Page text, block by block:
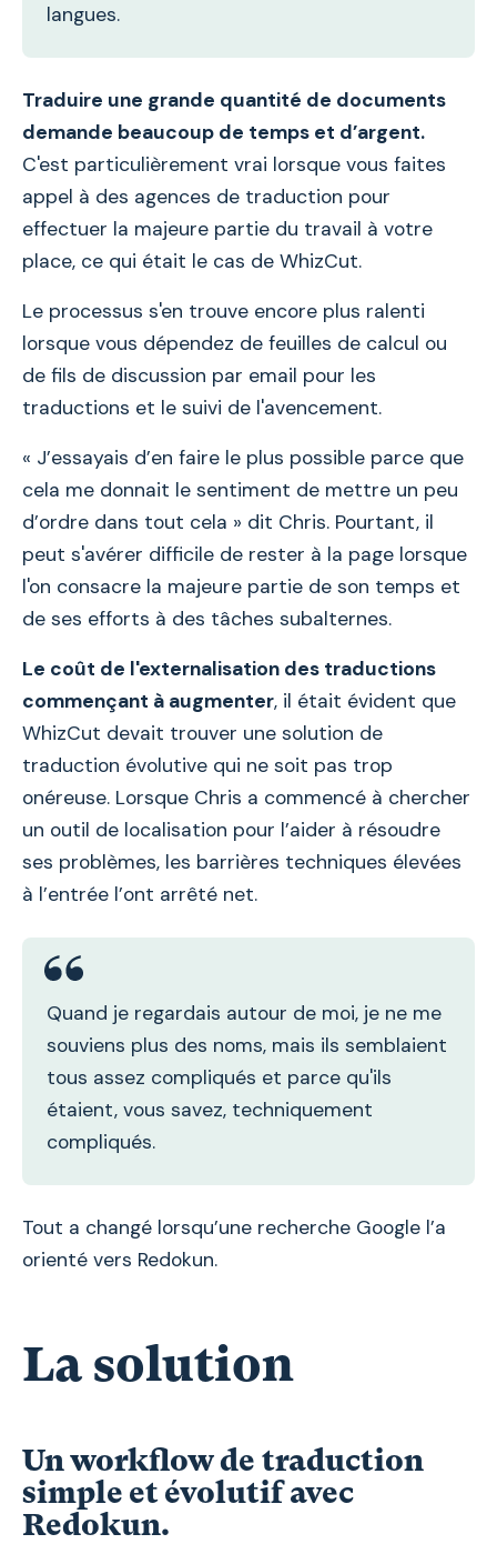
langues.
Traduire une grande quantité de documents
demande beaucoup de temps et d’argent.
C'est particulièrement vrai lorsque vous faites
appel à des agences de traduction pour
effectuer la majeure partie du travail à votre
place, ce qui était le cas de WhizCut.
Le processus s'en trouve encore plus ralenti
lorsque vous dépendez de feuilles de calcul ou
de fils de discussion par email pour les
traductions et le suivi de l'avencement.
« J’essayais d’en faire le plus possible parce que
cela me donnait le sentiment de mettre un peu
d’ordre dans tout cela » dit Chris. Pourtant, il
peut s'avérer difficile de rester à la page lorsque
l'on consacre la majeure partie de son temps et
de ses efforts à des tâches subalternes.
Le coût de l'externalisation des traductions
commençant à augmenter, il était évident que
WhizCut devait trouver une solution de
traduction évolutive qui ne soit pas trop
onéreuse. Lorsque Chris a commencé à chercher
un outil de localisation pour l’aider à résoudre
ses problèmes, les barrières techniques élevées
à l’entrée l’ont arrêté net.
Quand je regardais autour de moi, je ne me
souviens plus des noms, mais ils semblaient
tous assez compliqués et parce qu'ils
étaient, vous savez, techniquement
compliqués.
Tout a changé lorsqu’une recherche Google l’a
orienté vers Redokun.
La solution
Un workflow de traduction
simple et évolutif avec
Redokun.